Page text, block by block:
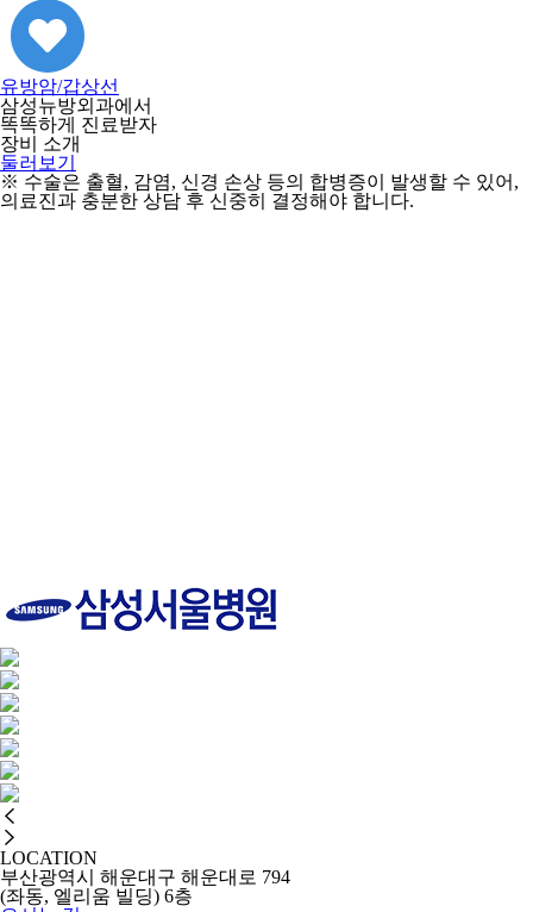
유방암/갑상선
삼성뉴방외과에서
똑똑하게 진료받자
장비 소개
둘러보기
※ 수술은 출혈, 감염, 신경 손상 등의 합병증이 발생할 수 있어,
의료진과 충분한 상담 후 신중히 결정해야 합니다.
LOCATION
부산광역시 해운대구 해운대로 794
(좌동, 엘리움 빌딩) 6층